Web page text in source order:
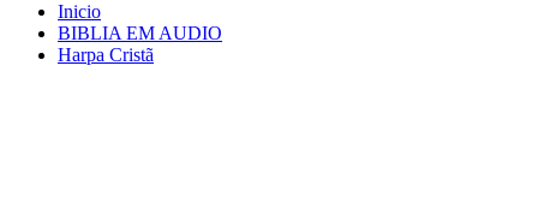
Inicio
BIBLIA EM AUDIO
Harpa Cristã